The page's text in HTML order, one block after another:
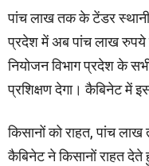
पांच लाख तक के टेंडर
प्रदेश में अब पांच लाख रुपये
नियोजन विभाग प्रदेश के
प्रशिक्षण देगा। कैबिनेट में
किसानों को राहत, पांच
कैबिनेट ने किसानों राहत